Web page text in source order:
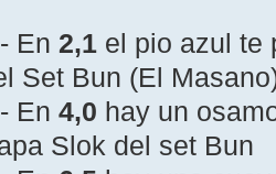
En 2,1 el pio azul te
Set Bun (El
En4,0 hay un
Slok del set Bun